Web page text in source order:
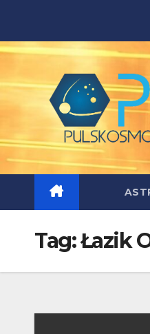
content
Tag:Łazik